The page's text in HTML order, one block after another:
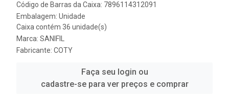
Código de Barras da Caixa: 7896114312091
Embalagem: Unidade
Caixa contém 36 unidade(s)
Marca: SANIFIL
Fabricante: COTY
Faça seu login ou
cadastre-se para ver preços e comprar